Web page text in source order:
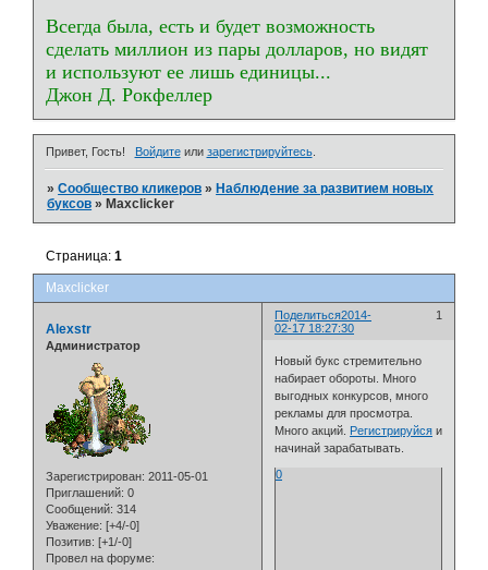
Всегда была, есть и будет возможность
сделать миллион из пары долларов, но видят
и используют ее лишь единицы...
Джон Д. Рокфеллер
Привет, Гость! Войдитеили зарегистрируйтесь.
»Сообщество кликеров » Наблюдение за развитием новых
буксов » Maxclicker
Maxclicker
Страница:1
Поделиться 1
2014-
02-17 18:27:30
Alexstr
Администратор
Зарегистрирован: 2011-05-01
Приглашений: 0
Сообщений: 314
Уважение: [+4/-0]
Позитив: [+1/-0]
Провел на форуме:
Новый букс стремительно
набирает обороты. Много
выгодных конкурсов, много
рекламы для просмотра.
Много акций. Регистрируйся и
начинай зарабатывать.
0